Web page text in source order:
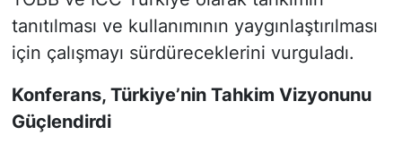
tanıtılması ve kullanımının yaygınlaştırılması
için çalışmayı sürdüreceklerini vurguladı.
Konferans, Türkiye’nin Tahkim Vizyonunu
Güçlendirdi